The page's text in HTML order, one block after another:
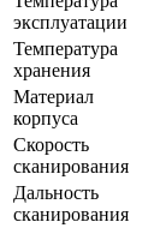
эксплуатации
Температура
хранения
Материал
корпуса
Скорость
сканирования
Дальность
сканирования